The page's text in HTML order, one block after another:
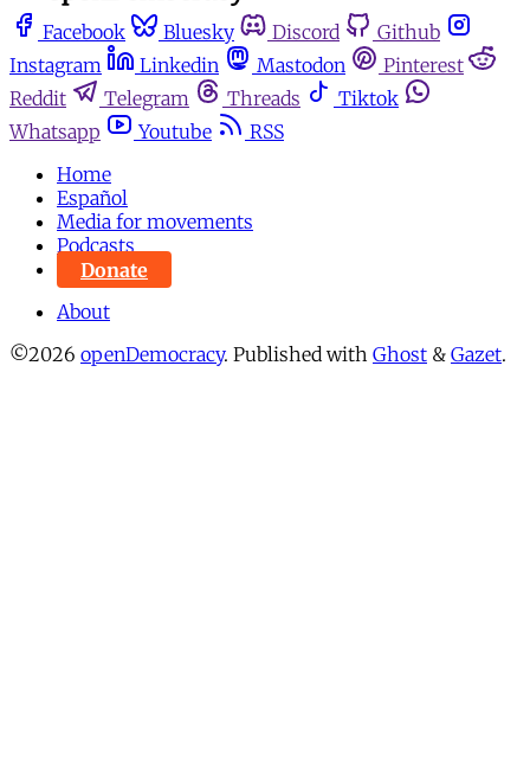
Facebook Bluesky Discord
Github
Instagram
Linkedin Mastodon
Pinterest
Reddit
Telegram Threads
Tiktok
Whatsapp
Youtube
RSS
Home
Español
Media for movements
Podcasts
Donate
About
©2026 openDemocracy. Published with Ghost & Gazet.